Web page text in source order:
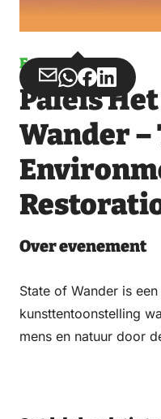
Evenement
Deel
via
Email
Deel
via
WhatsApp
Deel
op
Facebook
Deel
op
LinkedIn
Paleis
Wander
Over evenement
State of Wander is
kunsttentoonstelling
mens en natuur door